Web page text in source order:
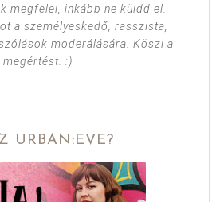
megfelel, inkább ne küldd el.
a személyeskedő, rasszista,
moderálására. Köszi a
megértést. :)
URBAN:EVE?